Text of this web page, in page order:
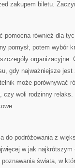
zakupem biletu.
pomocna również dla
pomysł, potem wybór
gdy najważniejsze
może porównywać
czy woli rodzinny
do podróżowania z
w jak
świata, w